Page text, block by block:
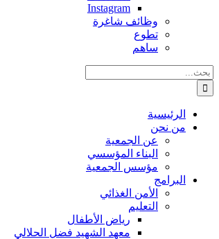
Instagram
وظائف شاغرة
تطوع
ساهم
البحث
عن:
الرئيسية
من نحن
عن الجمعية
البناء المؤسسي
مؤسس الجمعية
البرامج
الأمن الغذائي
التعليم
رياض الأطفال
معهد الشهيد فضل الحلالي